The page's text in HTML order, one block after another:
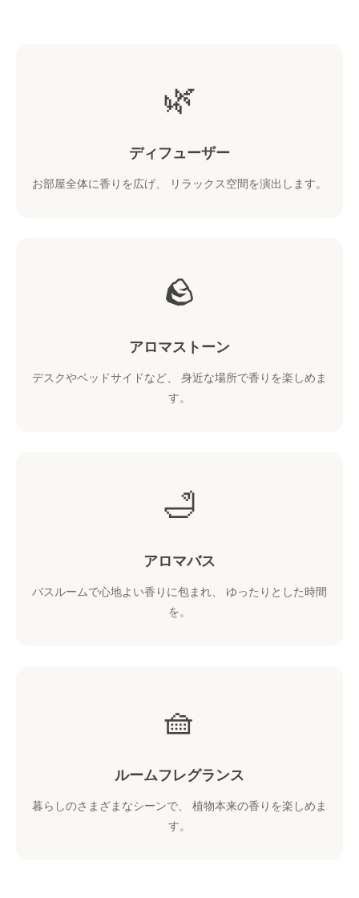
🌿
ディフューザー
お部屋全体に香りを広げ、 リラックス空間を演出します。
🪨
アロマストーン
デスクやベッドサイドなど、 身近な場所で香りを楽しめま
す。
🛁
アロマバス
バスルームで心地よい香りに包まれ、 ゆったりとした時間
を。
🧺
ルームフレグランス
暮らしのさまざまなシーンで、 植物本来の香りを楽しめま
す。